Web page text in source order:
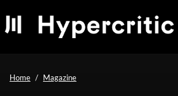
Home Magazine